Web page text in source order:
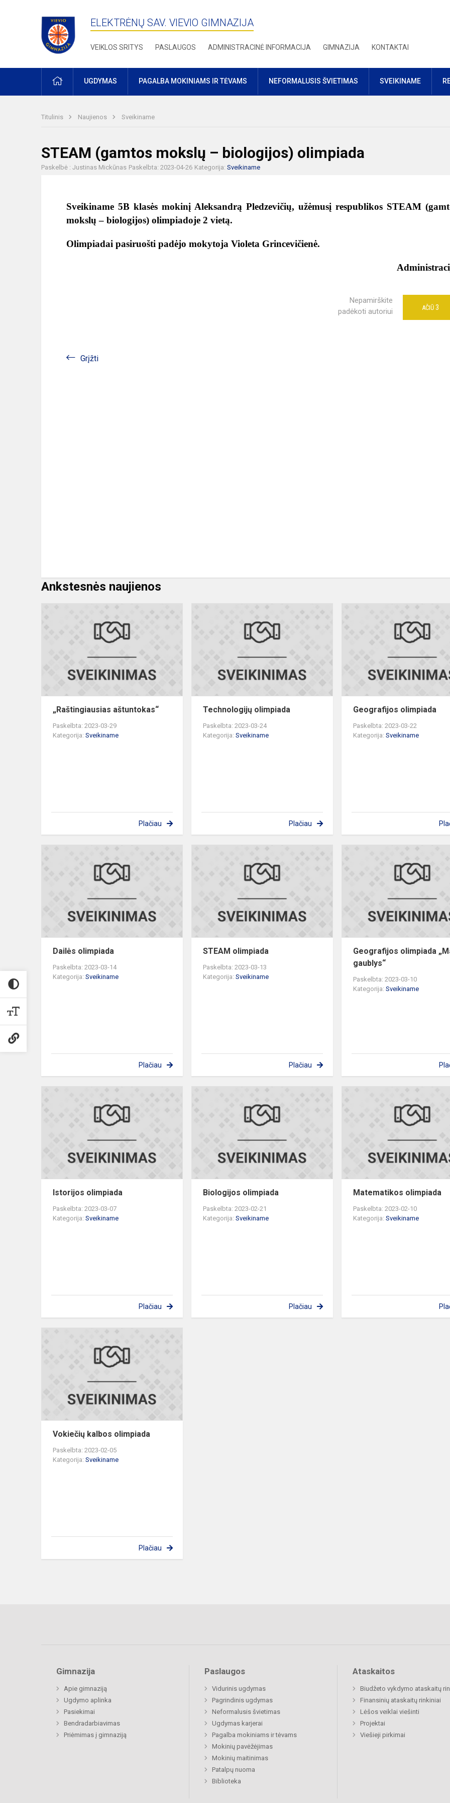
ELEKTRĖNŲ SAV. VIEVIO GIMNAZIJA
VEIKLOS SRITYS PASLAUGOS ADMINISTRACINĖ INFORMACIJA GIMNAZIJA KONTAKTAI
PRADŽIAUGDYMAS PAGALBA MOKINIAMS IR TĖVAMS NEFORMALUSIS ŠVIETIMAS SVEIKINAME
Titulinis Naujienos Sveikiname
STEAM (gamtos mokslų – biologijos) olimpiada
Paskelbė : Justinas Mickūnas Paskelbta: 2023-04-26 Kategorija: Sveikiname
Sveikiname 5B klasės mokinį Aleksandrą Pledzevičių, užėmusį respublikos STEAM
mokslų – biologijos) olimpiadoje 2 vietą.
Olimpiadai pasiruošti padėjo mokytoja Violeta Grincevičienė.
Nepamirškite
padėkoti autoriui
AČIŪ 3
Grįžti
Ankstesnės naujienos
„Raštingiausias aštuntokas“
Paskelbta: 2023-03-29
Kategorija: Sveikiname
Plačiau
Technologijų olimpiada
Paskelbta: 2023-03-24
Kategorija:Sveikiname
Plačiau
Geografijos olimpiada
Paskelbta: 2023-03-22
Kategorija:Sveikiname
Dailės olimpiada
Paskelbta: 2023-03-14
Kategorija: Sveikiname
Plačiau
STEAM olimpiada
Paskelbta: 2023-03-13
Kategorija:Sveikiname
Plačiau
Geografijos olimpiada
gaublys“
Paskelbta: 2023-03-10
Kategorija:Sveikiname
Istorijos olimpiada
Paskelbta: 2023-03-07
Kategorija: Sveikiname
Plačiau
Biologijos olimpiada
Paskelbta: 2023-02-21
Kategorija:Sveikiname
Plačiau
Matematikos olimpiada
Paskelbta: 2023-02-10
Kategorija:Sveikiname
Vokiečių kalbos olimpiada
Paskelbta: 2023-02-05
Kategorija: Sveikiname
Plačiau
Gimnazija
Apie gimnaziją
Ugdymo aplinka
Pasiekimai
Bendradarbiavimas
Priėmimas į gimnaziją
Paslaugos
Vidurinis ugdymas
Pagrindinis ugdymas
Neformalusis švietimas
Ugdymas karjerai
Pagalba mokiniams ir tėvams
Mokinių pavėžėjimas
Mokinių maitinimas
Patalpų nuoma
Biblioteka
Ataskaitos
Biudžeto vykdymo ataskaitų
Finansinių ataskaitų rinkiniai
Lėšos veiklai viešinti
Projektai
Viešieji pirkimai